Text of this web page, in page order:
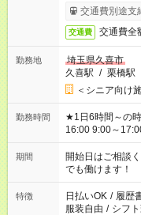
完了次第のお支
交通費別途支
交通費 交通費
勤務地
埼玉県久喜市
久喜駅 / 栗橋駅
＜シニア向け
勤務時間
★1日6時間～の時短シフトOK ★スタ
16:00 9:00～17:00
場合、他のお仕
ん ※法令に基づ
となります ※労
短時間・短期間
期間
開始日はご相談
でも働けます！
特徴 日払いOK / 履歴
服装自由 / シフ